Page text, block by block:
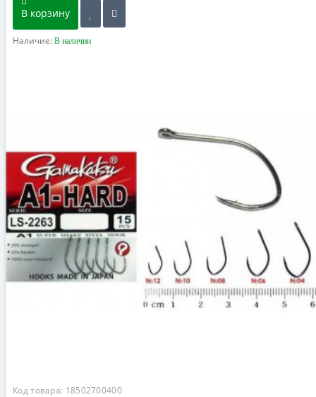
В корзину
Наличие: В наличии
Код товара: 18502700400